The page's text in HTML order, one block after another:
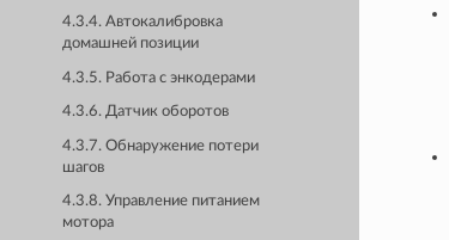
4.3.4. Автокалибровка
домашней позиции
4.3.5. Работа с энкодерами
4.3.6. Датчик оборотов
4.3.7. Обнаружение потери
шагов
4.3.8. Управление питанием
мотора